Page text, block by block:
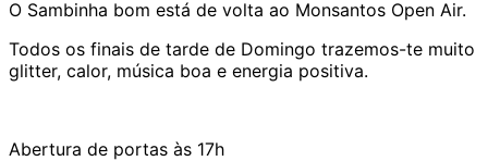
O Sambinha bom está de volta ao Monsantos Open Air.
Todos os finais de tarde de Domingo trazemos-te muito
glitter, calor, música boa e energia positiva.
Abertura de portas às 17h